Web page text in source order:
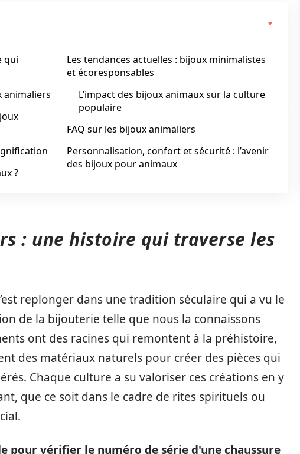
qui
animaliers
?
Les tendances actuelles : bijoux minimalistes
et écoresponsables
L’impact des bijoux animaux sur la culture
populaire
FAQ sur les bijoux animaliers
Personnalisation, confort et sécurité : l’avenir
des bijoux pour animaux
: une histoire qui traverse les
replonger dans une tradition séculaire qui a vu le
de la bijouterie telle que nous la connaissons
ont des racines qui remontent à la préhistoire,
des matériaux naturels pour créer des pièces qui
Chaque culture a su valoriser ces créations en y
que ce soit dans le cadre de rites spirituels ou
pour vérifier le numéro de série d'une chaussure